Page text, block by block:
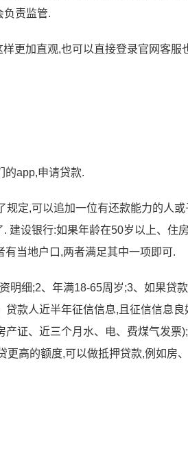
负责监管.
更加直观,也可以直接登录官网客服
的app,申请贷款.
规定,可以追加一位有还款能力的人或
建设银行:如果年龄在50岁以上、住
当地户口,两者满足其中一项即可.
明细;2、年满18-65周岁;3、如果贷
款人近半年征信信息,且征信信息良
证、近三个月水、电、费煤气发票
更高的额度,可以做抵押贷款,例如房